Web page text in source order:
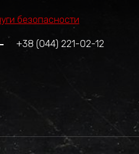
+38 (044) 221-02-12